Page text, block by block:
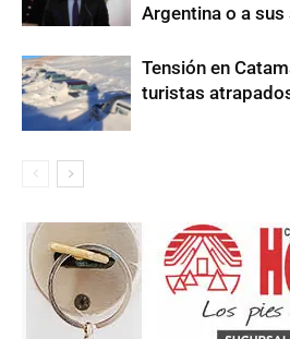
Argentina o a
Tensión en
turistas